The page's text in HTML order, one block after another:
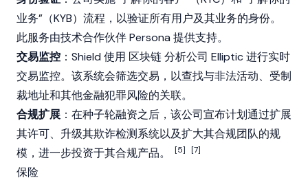
业务”（KYB）流程，以验证所有用户及其业务的身份。
此服务由技术合作伙伴 Persona 提供支持。
交易监控 ：Shield 使用 区块链分析公司 Elliptic 进行实时
交易监控。该系统会筛选交易，以查找与非法活动、受制
裁地址和其他金融犯罪风险的关联。
合规扩展 ：在种子轮融资之后，该公司宣布计划通过扩展
其许可、升级其欺诈检测系统以及扩大其合规团队的规
模，进一步投资于其合规产品。
[5] [7]
保险